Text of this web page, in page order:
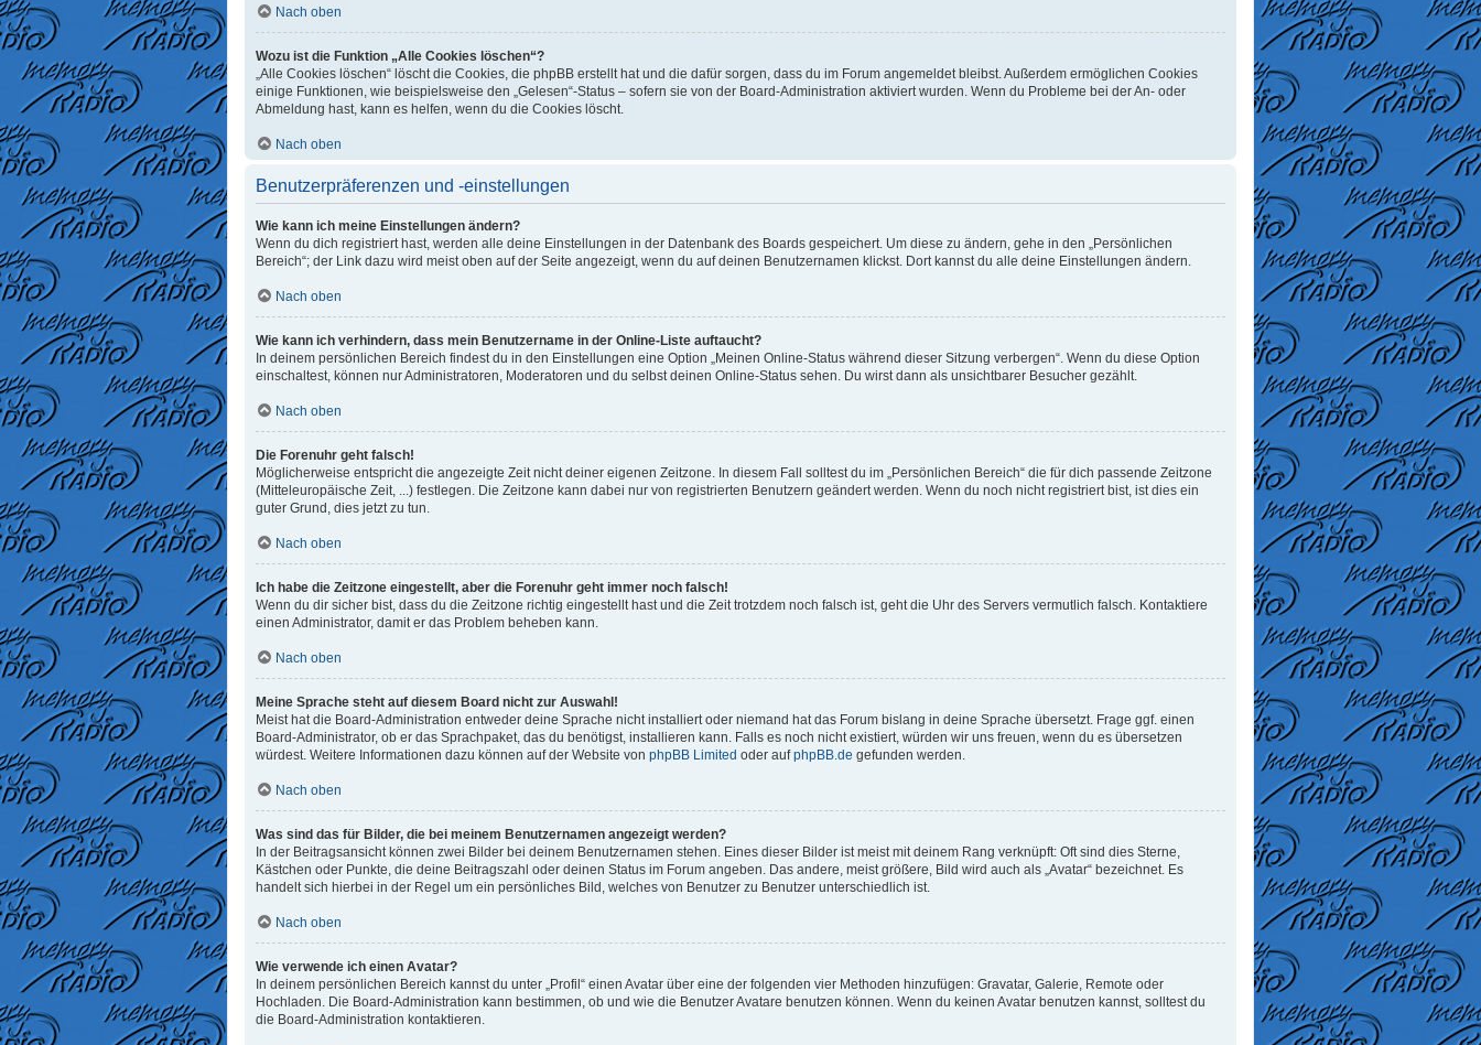
Nach oben
Wozu ist die Funktion „Alle Cookies löschen“?
„Alle Cookies löschen“ löscht die Cookies, die phpBB erstellt hat und die dafür sorgen, dass du im Forum angemeldet bleibst. Außerdem ermöglichen Cookies
einige Funktionen, wie beispielsweise den „Gelesen“-Status – sofern sie von der Board-Administration aktiviert wurden. Wenn du Probleme bei der An- oder
Abmeldung hast, kann es helfen, wenn du die Cookies löscht.
Nach oben
Benutzerpräferenzen und -einstellungen
Wie kann ich meine Einstellungen ändern?
Wenn du dich registriert hast, werden alle deine Einstellungen in der Datenbank des Boards gespeichert. Um diese zu ändern, gehe in den „Persönlichen
Bereich“; der Link dazu wird meist oben auf der Seite angezeigt, wenn du auf deinen Benutzernamen klickst. Dort kannst du alle deine Einstellungen ändern.
Nach oben
Wie kann ich verhindern, dass mein Benutzername in der Online-Liste auftaucht?
In deinem persönlichen Bereich findest du in den Einstellungen eine Option „Meinen Online-Status während dieser Sitzung verbergen“. Wenn du diese Option
einschaltest, können nur Administratoren, Moderatoren und du selbst deinen Online-Status sehen. Du wirst dann als unsichtbarer Besucher gezählt.
Nach oben
Die Forenuhr geht falsch!
Möglicherweise entspricht die angezeigte Zeit nicht deiner eigenen Zeitzone. In diesem Fall solltest du im „Persönlichen Bereich“ die für dich passende Zeitzone
(Mitteleuropäische Zeit, ...) festlegen. Die Zeitzone kann dabei nur von registrierten Benutzern geändert werden. Wenn du noch nicht registriert bist, ist dies ein
guter Grund, dies jetzt zu tun.
Nach oben
Ich habe die Zeitzone eingestellt, aber die Forenuhr geht immer noch falsch!
Wenn du dir sicher bist, dass du die Zeitzone richtig eingestellt hast und die Zeit trotzdem noch falsch ist, geht die Uhr des Servers vermutlich falsch. Kontaktiere
einen Administrator, damit er das Problem beheben kann.
Nach oben
Meine Sprache steht auf diesem Board nicht zur Auswahl!
Meist hat die Board-Administration entweder deine Sprache nicht installiert oder niemand hat das Forum bislang in deine Sprache übersetzt. Frage ggf. einen
Board-Administrator, ob er das Sprachpaket, das du benötigst, installieren kann. Falls es noch nicht existiert, würden wir uns freuen, wenn du es übersetzen
würdest. Weitere Informationen dazu können auf der Website von phpBB Limited oder aufphpBB.de gefunden werden.
Nach oben
Was sind das für Bilder, die bei meinem Benutzernamen angezeigt werden?
In der Beitragsansicht können zwei Bilder bei deinem Benutzernamen stehen. Eines dieser Bilder ist meist mit deinem Rang verknüpft: Oft sind dies Sterne,
Kästchen oder Punkte, die deine Beitragszahl oder deinen Status im Forum angeben. Das andere, meist größere, Bild wird auch als „Avatar“ bezeichnet. Es
handelt sich hierbei in der Regel um ein persönliches Bild, welches von Benutzer zu Benutzer unterschiedlich ist.
Nach oben
Wie verwende ich einen Avatar?
In deinem persönlichen Bereich kannst du unter „Profil“ einen Avatar über eine der folgenden vier Methoden hinzufügen: Gravatar, Galerie, Remote oder
Hochladen. Die Board-Administration kann bestimmen, ob und wie die Benutzer Avatare benutzen können. Wenn du keinen Avatar benutzen kannst, solltest du
die Board-Administration kontaktieren.